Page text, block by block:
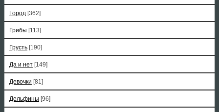
Город [362]
Грибы [113]
Грусть [190]
Да и нет [149]
Девочки [81]
Дельфины [96]